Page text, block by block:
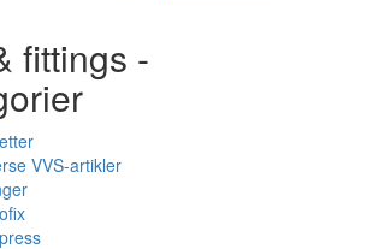
fittings -
VVS-artikler